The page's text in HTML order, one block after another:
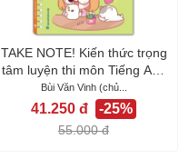
TAKE NOTE! Kiến thức trọng
tâm luyện thi môn Tiếng Anh
vào...
Bùi Văn Vinh (chủ...
41.250 đ -25%
55.000 đ